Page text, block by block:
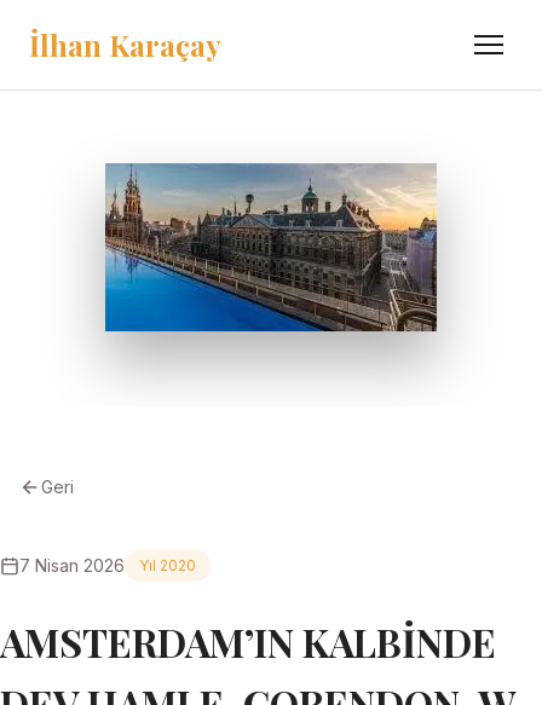
İlhan Karaçay Menü
Geri
7 Nisan 2026 Yıl 2020
AMSTERDAM’IN KALBİNDE